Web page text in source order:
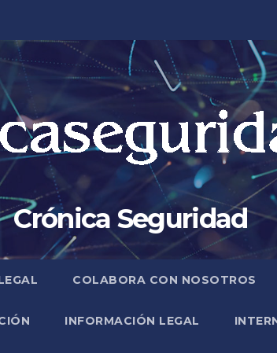
Crónica Seguridad
COLABORA CON NOSOTROS
INFORMACIÓN LEGAL